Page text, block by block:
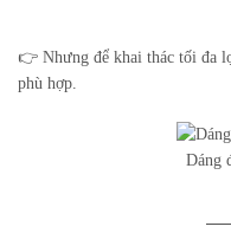
👉 Nhưng để khai thác tối đa
phù hợp.
Dáng